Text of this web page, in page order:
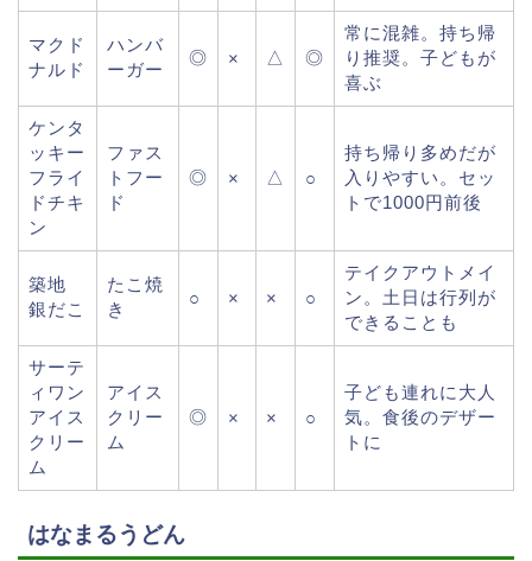
マクド
ナルド
ハンバ
ーガー
◎ × △ ◎
常に混雑。持ち帰
り推奨。子どもが
喜ぶ
ケンタ
ッキー
フライ
ドチキ
ン
ファス
トフー
ド
◎ × △ ○
持ち帰り多めだが
入りやすい。セッ
トで1000円前後
築地
銀だこ
たこ焼
き
○ × × ○
テイクアウトメイ
ン。土日は行列が
できることも
サーテ
ィワン
アイス
クリー
ム
アイス
クリー
ム
◎ × × ○
子ども連れに大人
気。食後のデザー
トに
はなまるうどん